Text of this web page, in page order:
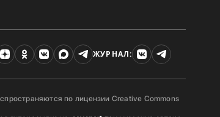
ЖУРНАЛ:
по лицензии Creative Commons